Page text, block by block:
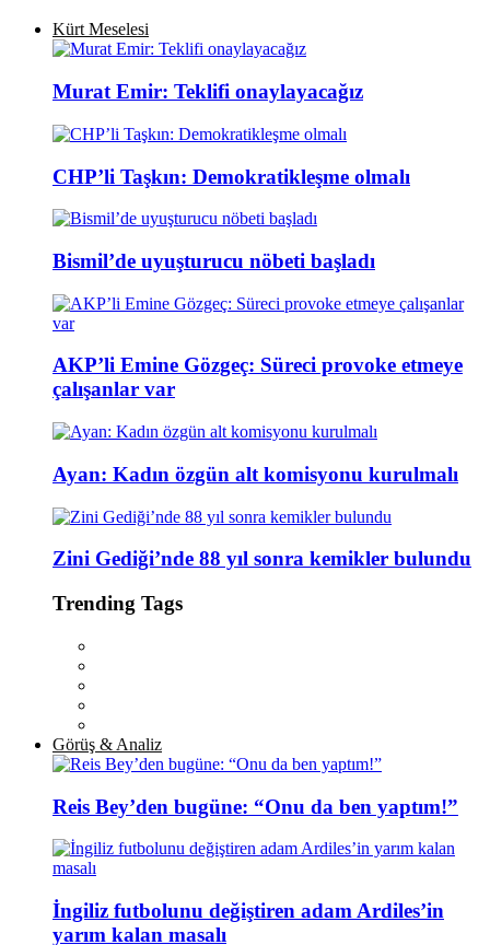
Kürt Meselesi
Murat Emir: Teklifi onaylayacağız
CHP’li Taşkın: Demokratikleşme olmalı
Bismil’de uyuşturucu nöbeti başladı
AKP’li Emine Gözgeç: Süreci provoke etmeye
çalışanlar var
Ayan: Kadın özgün alt komisyonu kurulmalı
Zini Gediği’nde 88 yıl sonra kemikler bulundu
Trending Tags
Görüş & Analiz
Reis Bey’den bugüne: “Onu da ben yaptım!”
İngiliz futbolunu değiştiren adam Ardiles’in
yarım kalan masalı